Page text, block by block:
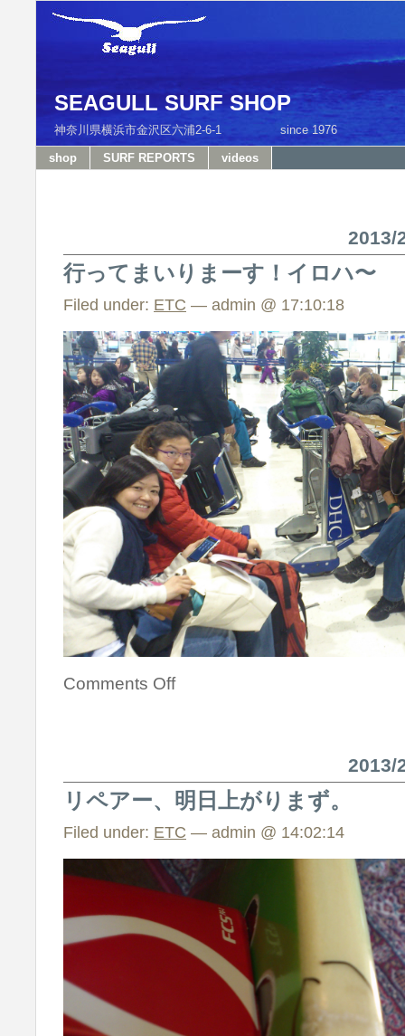
SEAGULL SURF SHOP
神奈川県横浜市金沢区六浦2-6-1 since
shop SURF REPORTS videos
2013/
行ってまいりまーす！イロハ〜
Filed under: ETC — admin @ 17:10:18
Comments Off
2013/
リペアー、明日上がりまず。
Filed under: ETC — admin @ 14:02:14